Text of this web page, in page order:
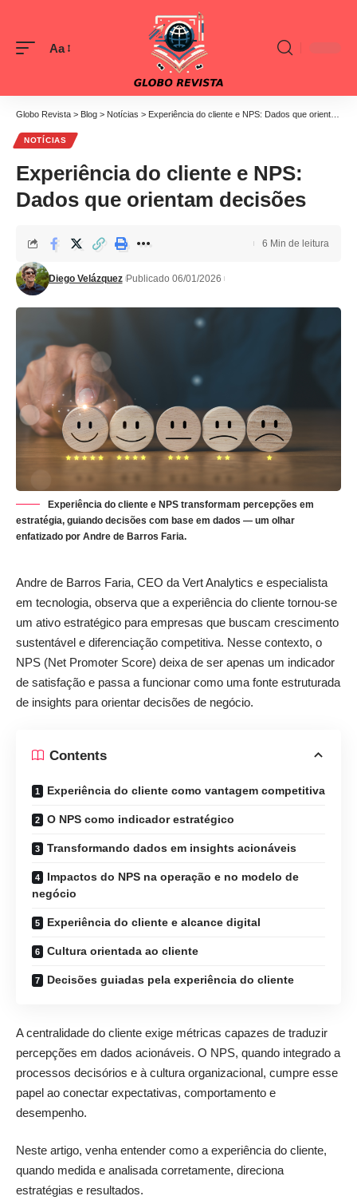
Font
Aa
Globo Revista > Blog > Notícias > Experiência do cliente e NPS: Dados que orientam decisões
NOTÍCIAS
Experiência do cliente e NPS:
Dados que orientam decisões
Diego Velázquez Publicado 06/01/2026
6 Min de leitura
Experiência do cliente e NPS transformam percepções em
estratégia, guiando decisões com base em dados — um olhar
enfatizado por Andre de Barros Faria.
Andre de Barros Faria, CEO da Vert Analytics e especialista
em tecnologia, observa que a experiência do cliente tornou-se
um ativo estratégico para empresas que buscam crescimento
sustentável e diferenciação competitiva. Nesse contexto, o
NPS (Net Promoter Score) deixa de ser apenas um indicador
de satisfação e passa a funcionar como uma fonte estruturada
de insights para orientar decisões de negócio.
Contents
Experiência do cliente como vantagem competitiva
O NPS como indicador estratégico
Transformando dados em insights acionáveis
Impactos do NPS na operação e no modelo de
negócio
Experiência do cliente e alcance digital
Cultura orientada ao cliente
Decisões guiadas pela experiência do cliente
A centralidade do cliente exige métricas capazes de traduzir
percepções em dados acionáveis. O NPS, quando integrado a
processos decisórios e à cultura organizacional, cumpre esse
papel ao conectar expectativas, comportamento e
desempenho.
Neste artigo, venha entender como a experiência do cliente,
quando medida e analisada corretamente, direciona
estratégias e resultados.